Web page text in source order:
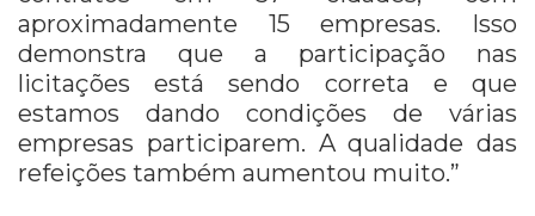
aproximadamente 15 empresas. Isso
demonstra que a participação nas
licitações está sendo correta e que
estamos dando condições de várias
empresas participarem. A qualidade das
refeições também aumentou muito.”